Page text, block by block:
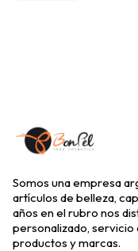
Somos una empresa
artículos de belleza,
años en el rubro nos
personalizado, servicio
productos y marcas.